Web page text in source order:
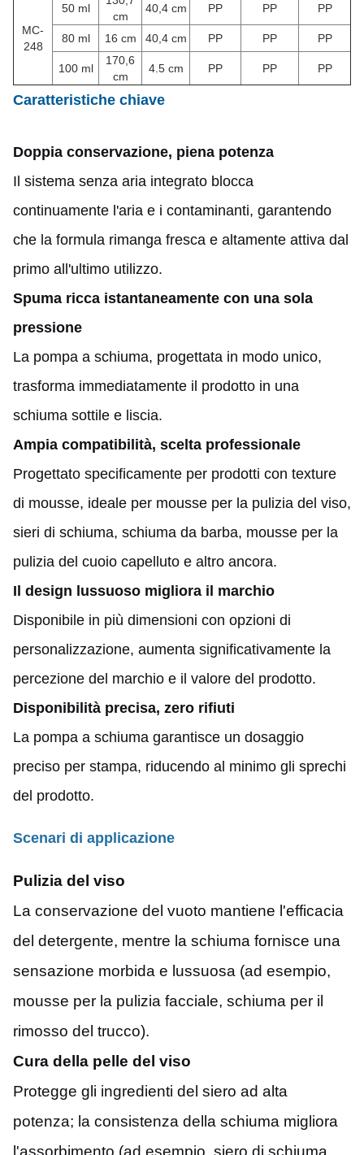
MC-
248
50 ml
cm
40,4 cm PP PP PP
80 ml 16 cm 40,4 cm PP PP PP
100 ml
170,6
cm
4.5 cm PP PP PP
Caratteristiche chiave
Doppia conservazione, piena potenza
Il sistema senza aria integrato blocca
continuamente l'aria e i contaminanti, garantendo
che la formula rimanga fresca e altamente attiva dal
primo all'ultimo utilizzo.
Spuma ricca istantaneamente con una sola
pressione
La pompa a schiuma, progettata in modo unico,
trasforma immediatamente il prodotto in una
schiuma sottile e liscia.
Ampia compatibilità, scelta professionale
Progettato specificamente per prodotti con texture
di mousse, ideale per mousse per la pulizia del viso,
sieri di schiuma, schiuma da barba, mousse per la
pulizia del cuoio capelluto e altro ancora.
Il design lussuoso migliora il marchio
Disponibile in più dimensioni con opzioni di
personalizzazione, aumenta significativamente la
percezione del marchio e il valore del prodotto.
Disponibilità precisa, zero rifiuti
La pompa a schiuma garantisce un dosaggio
preciso per stampa, riducendo al minimo gli sprechi
del prodotto.
Scenari di applicazione
Pulizia del viso
La conservazione del vuoto mantiene l'efficacia
del detergente, mentre la schiuma fornisce una
sensazione morbida e lussuosa (ad esempio,
mousse per la pulizia facciale, schiuma per il
rimosso del trucco).
Cura della pelle del viso
Protegge gli ingredienti del siero ad alta
potenza; la consistenza della schiuma migliora
l'assorbimento (ad esempio, siero di schiuma,